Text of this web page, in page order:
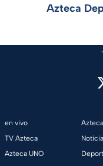
Azteca
en vivo
TV Azteca
Azteca UNO